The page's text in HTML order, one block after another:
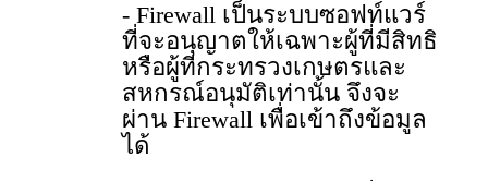
- Firewall เป็นระบบซอฟท์แวร์
ที่จะอนุญาตให้เฉพาะผู้ที่มีสิทธิ
หรือผู้ที่กระทรวงเกษตรและ
สหกรณ์อนุมัติเท่านั้น จึงจะ
ผ่าน Firewall เพื่อเข้าถึงข้อมูล
ได้